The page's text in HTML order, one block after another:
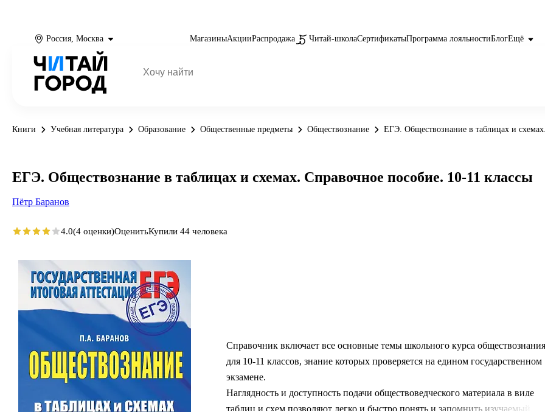
Россия, Москва МагазиныАкцииРаспродажа Читай-школаСертификатыПрограмма лояльностиБлогЕщё
Книги Учебная литература Образование Общественные предметы Обществознание ЕГЭ. Обществознание в таблицах и
Справочник включает все основные темы школьного курса обществознания
для 10-11 классов, знание которых проверяется на едином государственном
экзамене.
Наглядность и доступность подачи обществоведческого материала в виде
таблиц и схем позволяют легко и быстро понять и запомнить изучаемый
ЕГЭ. Обществознание в таблицах и схемах. Справочное пособие. 10-11 классы
Пётр Баранов
4.0(4 оценки)ОценитьКупили 44 человека